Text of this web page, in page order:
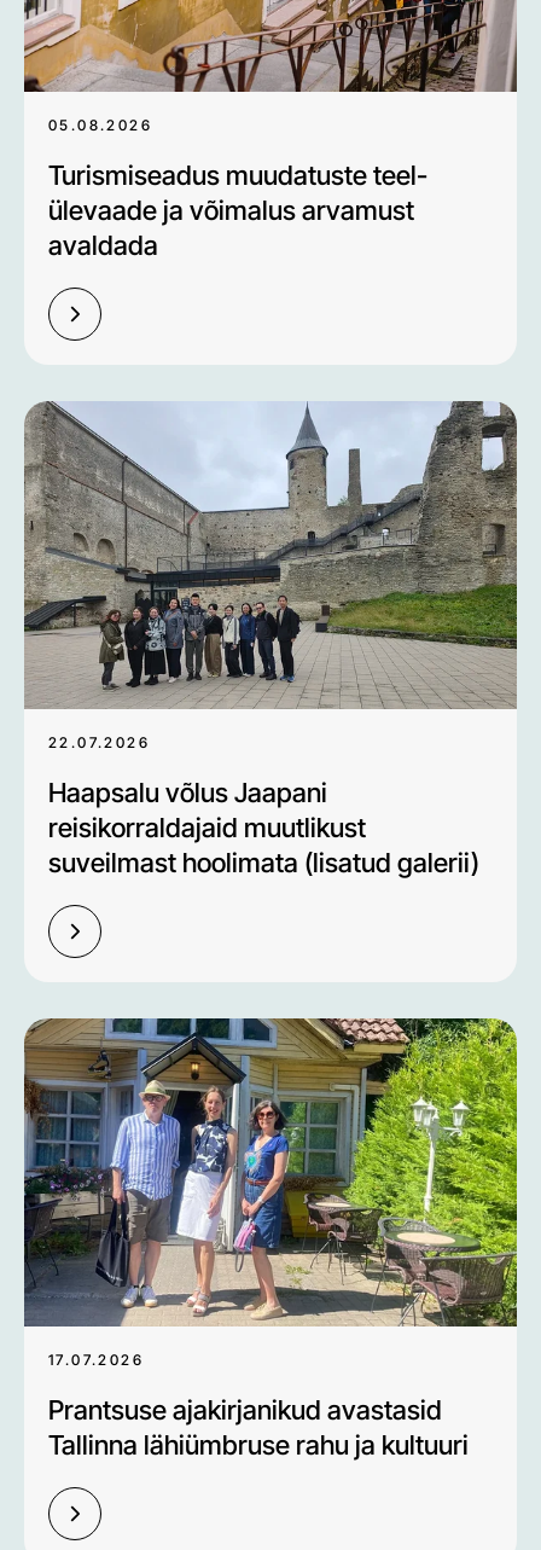
05.08.2026
Turismiseadus muudatuste teel-
ülevaade ja võimalus arvamust
avaldada
22.07.2026
Haapsalu võlus Jaapani
reisikorraldajaid muutlikust
suveilmast hoolimata (lisatud galerii)
17.07.2026
Prantsuse ajakirjanikud avastasid
Tallinna lähiümbruse rahu ja kultuuri